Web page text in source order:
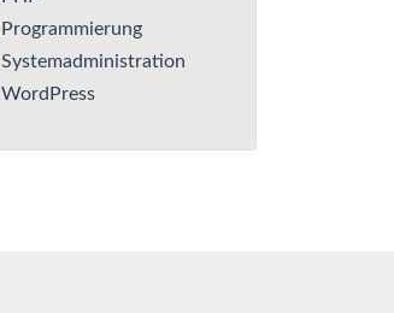
Programmierung
Systemadministration
WordPress